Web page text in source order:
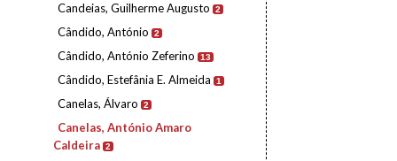
Candeias, Guilherme Augusto 2
Cândido, António 2
Cândido, António Zeferino 13
Cândido, Estefânia E. Almeida 1
Canelas, Álvaro 2
Canelas, António Amaro
Caldeira 2